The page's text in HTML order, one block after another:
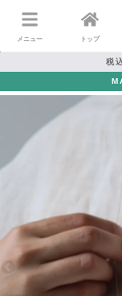
メニュー トップ
税